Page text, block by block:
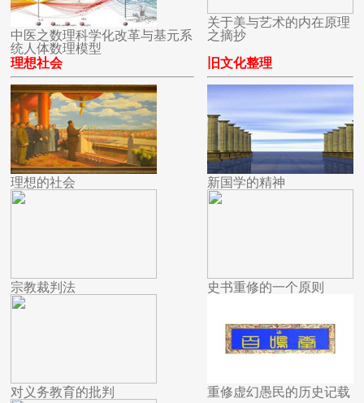
中医之数理科学化改革与基元系
统人体数理模型
关于美与艺术的内在原理
之摘抄
理想社会
理想的社会
宗教裁判法
对义务教育的批判
旧文化整理
新国学的精神
史书重修的一个原则
重修虚幻愚民的历史记载